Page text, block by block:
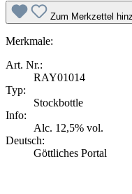
Zum Merkzettel
Merkmale:
Art. Nr.:
RAY01014
Typ:
Stockbottle
Info:
Alc. 12,5% vol.
Deutsch:
Göttliches Portal